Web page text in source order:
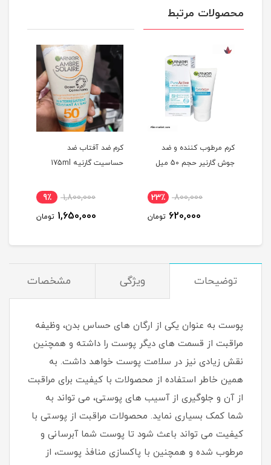
محصولات مرتبط
کرم مرطوب کننده و ضد
جوش گارنیر حجم 50 میل
800,000 23٪
620,000 تومان
کرم ضد آفتاب ضد
حساسیت گارنیه 175ml
1,800,000 9٪
1,650,000 تومان
توضیحات ویژگی مشخصات
پوست به عنوان یکی از ارگان های حساس بدن، وظیفه
مراقبت از قسمت های دیگر پوست را داشته و همچنین
نقش زیادی نیز در سلامت پوست خواهد داشت. به
همین خاطر استفاده از محصولات با کیفیت برای مراقبت
از آن و جلوگیری از آسیب های پوستی، می تواند به
شما کمک بسیاری نماید. محصولات مراقبت از پوستی با
کیفیت می تواند باعث شود تا پوست شما آبرسانی و
مرطوب شده و همچنین با پاکسازی منافذ پوست، از